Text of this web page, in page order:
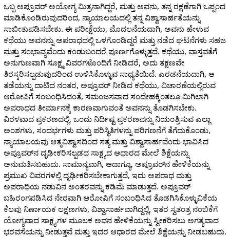
ಒಬ್ಬ ಅಪ್ರೂವರ್ ಅಯೋಗ್ಯ ಮಿತ್ರನಾಗಿದ್ದರೆ, ಮತ್ತು ಅವನು, ತನ್ನ ರಕ್ಷಣೆಗಾಗಿ ಒಪ್ಪಂದ
ಮಾಡಿಕೊಂಡಿರುವುದರಿಂದ, ನ್ಯಾಯಾಲಯದಲ್ಲಿ ತನ್ನ ವಿಶ್ವಾಸಾರ್ಹತೆಯನ್ನು
ಸಾಬೀತುಪಡಿಸಬೇಕು. ಈ ಪರೀಕ್ಷೆಯು, ಮೊದಲನೆಯದಾಗಿ, ಅವನು ಹೇಳುವ
ಕಥೆಯು ಅವನನ್ನು ಅಪರಾಧದಲ್ಲಿ ಒಳಗೊಂಡಿದ್ದರೆ ಮತ್ತು ನಡೆದ ಘಟನೆಗಳು ಸಹಜ
ಮತ್ತು ಸಂಭಾವ್ಯವೆಂದು ಕಂಡುಬಂದರೆ ಪೂರ್ಣಗೊಳ್ಳುತ್ತದೆ. ಕಥೆಯು, ವಾಸ್ತವತೆಗೆ
ಅನುಗುಣವಾಗಿ ಸೂಕ್ಷ್ಮ ವಿವರಗಳೊಂದಿಗೆ ನೀಡಿದರೆ, ಅದು ತಕ್ಷಣವೇ
ತಿರಸ್ಕರಿಸಲ್ಪಡುವುದರಿಂದ ಉಳಿಸಿಕೊಳ್ಳುವ ಸಾಧ್ಯತೆಯಿದೆ. ಎರಡನೆಯದಾಗಿ, ಆ
ತಡೆಯನ್ನು ದಾಟಿದ ನಂತರ, ಅಪ್ರೂವರ್ ನೀಡಿದ ಕಥೆಯು, ವಿಚಾರಣೆಯಲ್ಲಿರುವ
ಆರೋಪಿಗೆ ಸಂಬಂಧಿಸಿದಂತೆ, ಸಮಂಜಸವಾದ ಸಂದೇಹಕ್ಕಿಂತಲೂ ಮಿಗಿಲಾಗಿ
ಅಪರಾಧದ ತೀರ್ಮಾನಕ್ಕೆ ಕಾರಣವಾಗುವಂತೆ ಅವನನ್ನು ತೊಡಗಿಸಬೇಕು.
ವಿರಳವಾದ ಪ್ರಕರಣದಲ್ಲಿ, ಒಂದು ನಿರ್ದಿಷ್ಟ ಪ್ರಕರಣವನ್ನು ನಿಯಂತ್ರಿಸುವ ಎಲ್ಲಾ
ಅಂಶಗಳು, ಸಂದರ್ಭಗಳು ಮತ್ತು ಪರಿಸ್ಥಿತಿಗಳನ್ನು ಪರಿಗಣನೆಗೆ ತೆಗೆದುಕೊಂಡು,
ನ್ಯಾಯಾಲಯವು ಆತ್ಮವಿಶ್ವಾಸದಿಂದ ಸತ್ಯ ಮತ್ತು ವಿಶ್ವಾಸಾರ್ಹವೆಂದು ಭಾವಿಸಿದ
ಅಪ್ರೂವರ್‌ನ ದೃಢೀಕರಿಸಲ್ಪಡದ ಸಾಕ್ಷ್ಯದ ಆಧಾರದ ಮೇಲೆ ಶಿಕ್ಷೆಯನ್ನು
ಅನುಮತಿಸಬಹುದು. ಸಾಮಾನ್ಯವಾಗಿ, ಆದಾಗ್ಯೂ, ಅಪ್ರೂವರ್‌ನ ಹೇಳಿಕೆಯನ್ನು
ಪ್ರಮುಖ ವಿವರಗಳಲ್ಲಿ ದೃಢೀಕರಿಸಬೇಕಾಗುತ್ತದೆ, ಇದು ಅಪರಾಧ ಮತ್ತು
ಅಪರಾಧಿಯ ನಡುವಿನ ಅಂತರವನ್ನು ಕಡಿಮೆ ಮಾಡುತ್ತದೆ. ಅಪ್ರೂವರ್
ಬಹಿರಂಗಪಡಿಸಿದ ನೇರವಾಗಿ ಆರೋಪಿಗೆ ಸಂಬಂಧಿಸಿದ ತೊಡಗಿಸಿಕೊಳ್ಳುವಿಕೆಯ
ಕೆಲವು ನಿರ್ಣಾಯಕ ಲಕ್ಷಣಗಳು, ವಿಶ್ವಾಸಾರ್ಹವಾಗಿದ್ದಲ್ಲಿ, ಇತರ ಸ್ವತಂತ್ರ ನಂಬಿಕೆಗೆ
ಯೋಗ್ಯವಾದ ಸಾಕ್ಷ್ಯಗಳ ಮೂಲಕ ಅವನ ಹೇಳಿಕೆಯನ್ನು ಸ್ವೀಕರಿಸಲು ಅಗತ್ಯವಾದ
ಭರವಸೆಯನ್ನು ನೀಡುತ್ತವೆ ಮತ್ತು ಇದರ ಆಧಾರದ ಮೇಲೆ ಶಿಕ್ಷೆಯನ್ನು ನೀಡಬಹುದು.